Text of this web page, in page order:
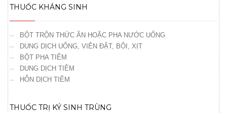
THUỐC KHÁNG SINH
BỘT TRỘN THỨC ĂN HOẶC PHA NƯỚC UỐNG
DUNG DỊCH UỐNG, VIÊN ĐẶT, BÔI, XỊT
BỘT PHA TIÊM
DUNG DỊCH TIÊM
HỖN DỊCH TIÊM
THUỐC TRỊ KÝ SINH TRÙNG